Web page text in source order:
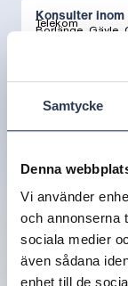
Samtycke
Denna
Vi använder
och annonserna
sociala medier
även sådana
enhet till de
Konsulter inom
Telekom
Borlänge, Gävle,
Projektledare
Växjö
Kalmar,
Miljökonsult –
Energi
Göteborg,
Östersund
Energi
Borlänge,